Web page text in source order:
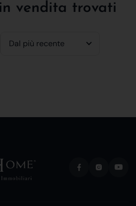
vendita trovati
Dal più recente